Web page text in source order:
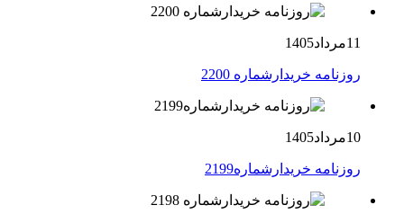
11مرداد1405
روزنامه خریدارشماره 2200
10مرداد1405
روزنامه خریدارشماره2199